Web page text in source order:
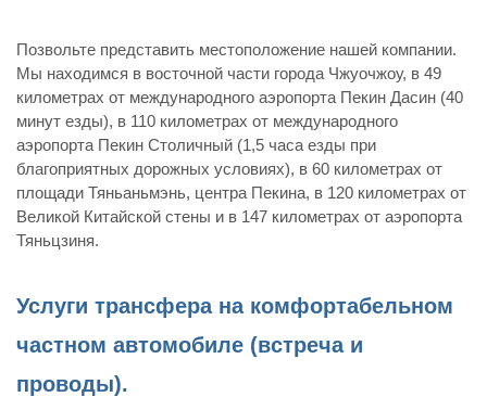
Позвольте представить местоположение нашей компании.
Мы находимся в восточной части города Чжуочжоу, в 49
километрах от международного аэропорта Пекин Дасин (40
минут езды), в 110 километрах от международного
аэропорта Пекин Столичный (1,5 часа езды при
благоприятных дорожных условиях), в 60 километрах от
площади Тяньаньмэнь, центра Пекина, в 120 километрах от
Великой Китайской стены и в 147 километрах от аэропорта
Тяньцзиня.
Услуги трансфера на комфортабельном
частном автомобиле (встреча и
проводы).